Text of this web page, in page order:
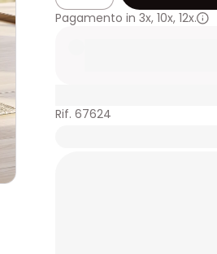
Pagamento in 3x, 10x, 12x.
Rif. 67624